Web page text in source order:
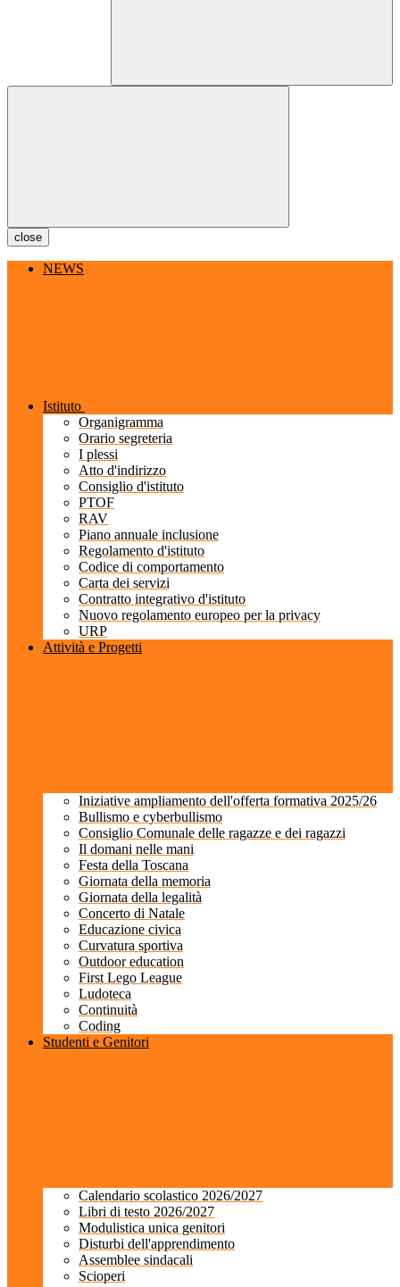
close
NEWS
Istituto
Organigramma
Orario segreteria
I plessi
Atto d'indirizzo
Consiglio d'istituto
PTOF
RAV
Piano annuale inclusione
Regolamento d'istituto
Codice di comportamento
Carta dei servizi
Contratto integrativo d'istituto
Nuovo regolamento europeo per la privacy
URP
Attività e Progetti
Iniziative ampliamento dell'offerta formativa 2025/26
Bullismo e cyberbullismo
Consiglio Comunale delle ragazze e dei ragazzi
Il domani nelle mani
Festa della Toscana
Giornata della memoria
Giornata della legalità
Concerto di Natale
Educazione civica
Curvatura sportiva
Outdoor education
First Lego League
Ludoteca
Continuità
Coding
Studenti e Genitori
Calendario scolastico 2026/2027
Libri di testo 2026/2027
Modulistica unica genitori
Disturbi dell'apprendimento
Assemblee sindacali
Scioperi